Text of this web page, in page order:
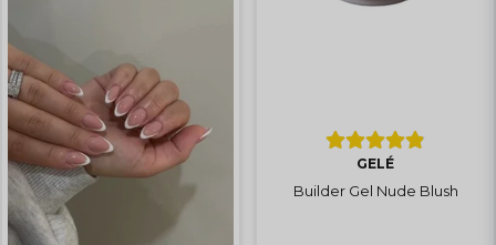
GELÉ
Builder Gel Nude Blush